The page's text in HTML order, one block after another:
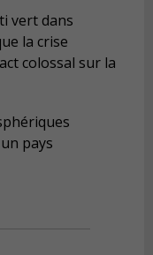
vert dans
la crise
colossal sur la
pays